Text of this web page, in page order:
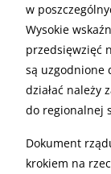
w
Wysokie
przedsięwzięć
są uzgodnione
działać należy
do regionalnej
Dokument
krokiem na